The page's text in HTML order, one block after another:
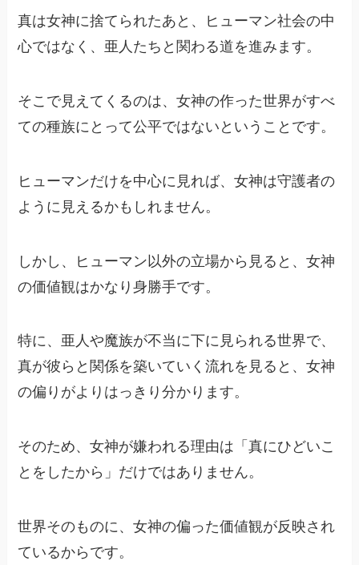
真は女神に捨てられたあと、ヒューマン社会の中
心ではなく、亜人たちと関わる道を進みます。
そこで見えてくるのは、女神の作った世界がすべ
ての種族にとって公平ではないということです。
ヒューマンだけを中心に見れば、女神は守護者の
ように見えるかもしれません。
しかし、ヒューマン以外の立場から見ると、女神
の価値観はかなり身勝手です。
特に、亜人や魔族が不当に下に見られる世界で、
真が彼らと関係を築いていく流れを見ると、女神
の偏りがよりはっきり分かります。
そのため、女神が嫌われる理由は「真にひどいこ
とをしたから」だけではありません。
世界そのものに、女神の偏った価値観が反映され
ているからです。